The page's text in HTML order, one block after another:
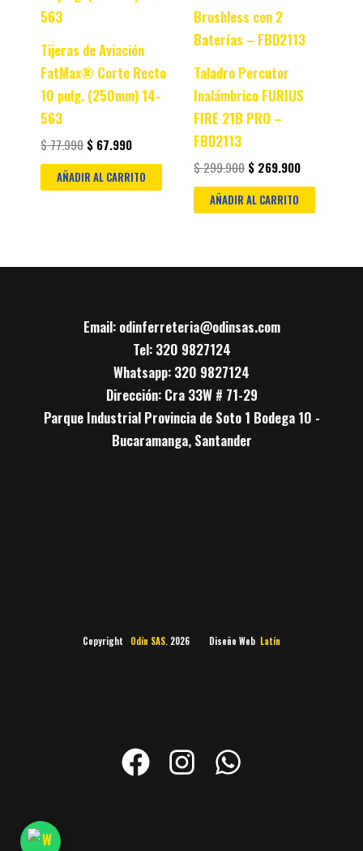
Tijeras de Aviación
FatMax® Corte Recto
10 pulg. (250mm) 14-
563
$77.990 $ 67.990
AÑADIR AL CARRITO
Taladro Percutor
Inalámbrico FURIUS
FIRE 21B PRO –
FBD2113
$299.900 $ 269.900
AÑADIR AL CARRITO
Email: odinferreteria@odinsas.com
Tel: 320 9827124
Whatsapp: 320 9827124
Dirección: Cra 33W # 71-29
Parque Industrial Provincia de Soto 1 Bodega 10 -
Bucaramanga, Santander
Copyright Odín SAS. 2026 Diseño Web Latín